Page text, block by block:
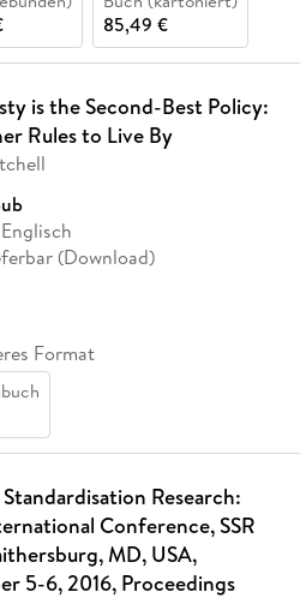
85,49 €
is the Second-Best Policy:
Rules to Live By
(Download)
Format
Research:
Conference, SSR
MD, USA,
5-6, 2016, Proceedings